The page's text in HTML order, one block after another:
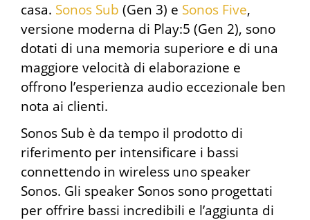
casa. Sonos Sub (Gen 3) e Sonos Five,
versione moderna di Play:5 (Gen 2), sono
dotati di una memoria superiore e di una
maggiore velocità di elaborazione e
offrono l’esperienza audio eccezionale ben
nota ai clienti.
Sonos Sub è da tempo il prodotto di
riferimento per intensificare i bassi
connettendo in wireless uno speaker
Sonos. Gli speaker Sonos sono progettati
per offrire bassi incredibili e l’aggiunta di